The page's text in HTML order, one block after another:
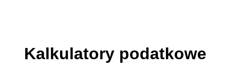
Kalkulatory podatkowe